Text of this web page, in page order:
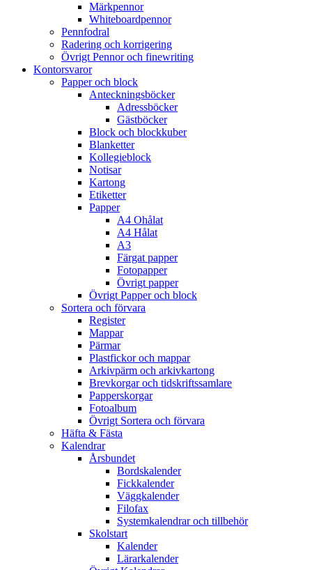
Märkpennor
Whiteboardpennor
Pennfodral
Radering och korrigering
Övrigt Pennor och finewriting
Kontorsvaror
Papper och block
Anteckningsböcker
Adressböcker
Gästböcker
Block och blockkuber
Blanketter
Kollegieblock
Notisar
Kartong
Etiketter
Papper
A4 Ohålat
A4 Hålat
A3
Färgat papper
Fotopapper
Övrigt papper
Övrigt Papper och block
Sortera och förvara
Register
Mappar
Pärmar
Plastfickor och mappar
Arkivpärm och arkivkartong
Brevkorgar och tidskriftssamlare
Papperskorgar
Fotoalbum
Övrigt Sortera och förvara
Häfta & Fästa
Kalendrar
Årsbundet
Bordskalender
Fickkalender
Väggkalender
Filofax
Systemkalendrar och tillbehör
Skolstart
Kalender
Lärarkalender